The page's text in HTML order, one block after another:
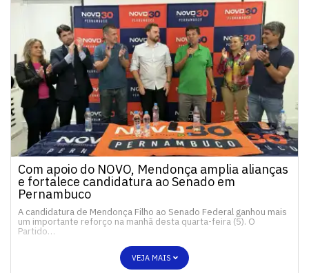
Com apoio do NOVO, Mendonça amplia alianças
e fortalece candidatura ao Senado em
Pernambuco
A candidatura de Mendonça Filho ao Senado Federal ganhou mais
um importante reforço na manhã desta quarta-feira (5). O
Partido…
VEJA MAIS